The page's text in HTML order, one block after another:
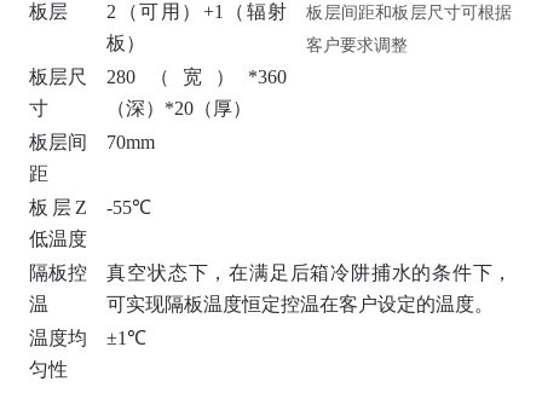
板层
2（可用）+1（辐射
板）
板层间距和板层尺寸可根据
客户要求调整
板层尺
寸
280（宽）*360
（深）*20（厚）
板层间
距
70mm
板层Z
低温度
-55℃
隔板控
温
真空状态下，在满足后箱冷阱捕水的条件下，
可实现隔板温度恒定控温在客户设定的温度。
温度均
匀性
±1℃